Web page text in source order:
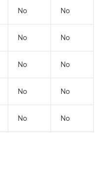
No No
No No
No No
No No
No No